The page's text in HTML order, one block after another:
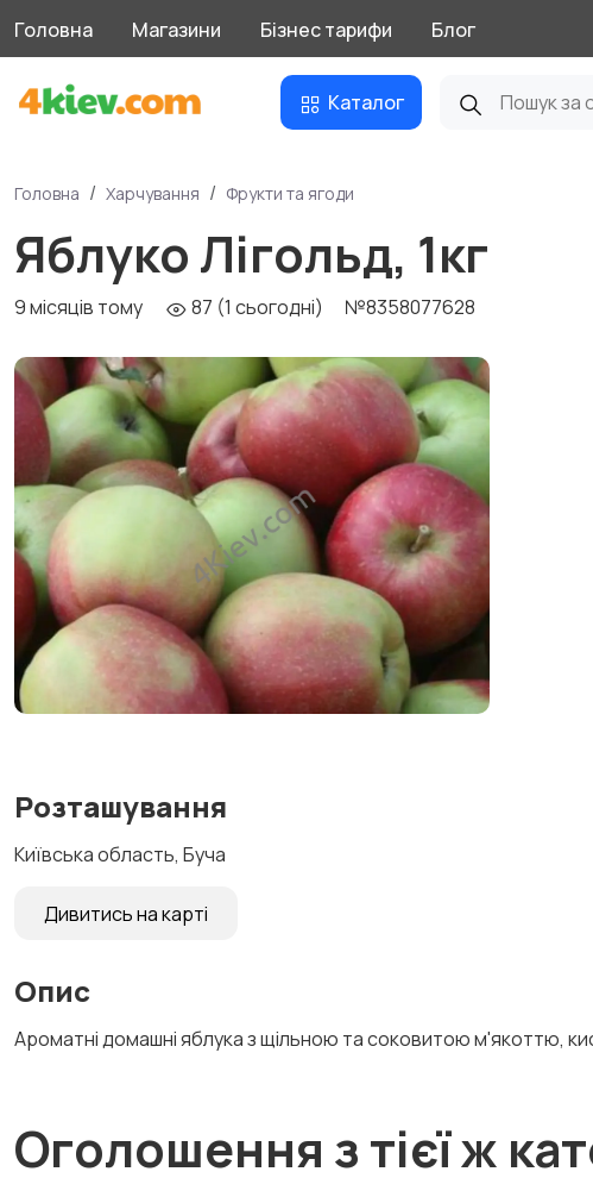
Головна Магазини Бізнес тарифи Блог
Каталог
Головна Харчування Фрукти та ягоди
Яблуко Лігольд, 1кг
9 місяців тому 87 (1 сьогодні) №8358077628
Розташування
Київська область, Буча
Дивитись на карті
Опис
Ароматні домашні яблука з щільною та соковитою м'якоттю,
Оголошення з тієї ж